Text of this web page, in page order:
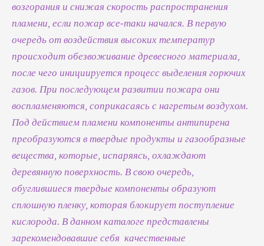
возгорания и снижая скорость распространения
пламени, если пожар все-таки начался. В первую
очередь от воздействия высоких температур
происходит обезвоживание древесного материала,
после чего инициируется процесс выделения горючих
газов. При последующем развитии пожара они
воспламеняются, соприкасаясь с нагретым воздухом.
Под действием пламени компоненты антипирена
преобразуются в твердые продукты и газообразные
вещества, которые, испаряясь, охлаждают
деревянную поверхность. В свою очередь,
обуглившиеся твердые компоненты образуют
сплошную пленку, которая блокирует поступление
кислорода. В данном каталоге представлены
зарекомендовавшие себя качественные